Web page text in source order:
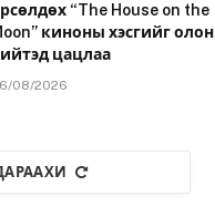
“The House on the
киноны хэсгийг олон
цацлаа
08/2026